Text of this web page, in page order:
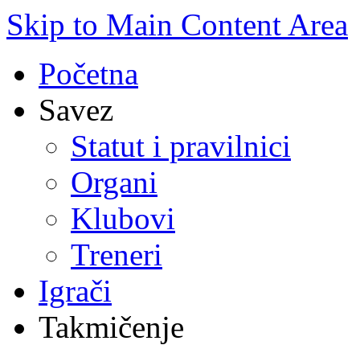
Skip to Main Content Area
Početna
Savez
Statut i pravilnici
Organi
Klubovi
Treneri
Igrači
Takmičenje